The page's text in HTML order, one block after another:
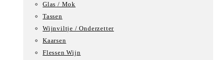
Glas / Mok
Tassen
Wijnviltje / Onderzetter
Kaarsen
Flessen Wijn